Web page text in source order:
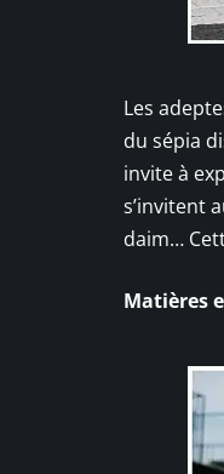
Les
du sépia
invite à
s’invitent
daim…
Matières